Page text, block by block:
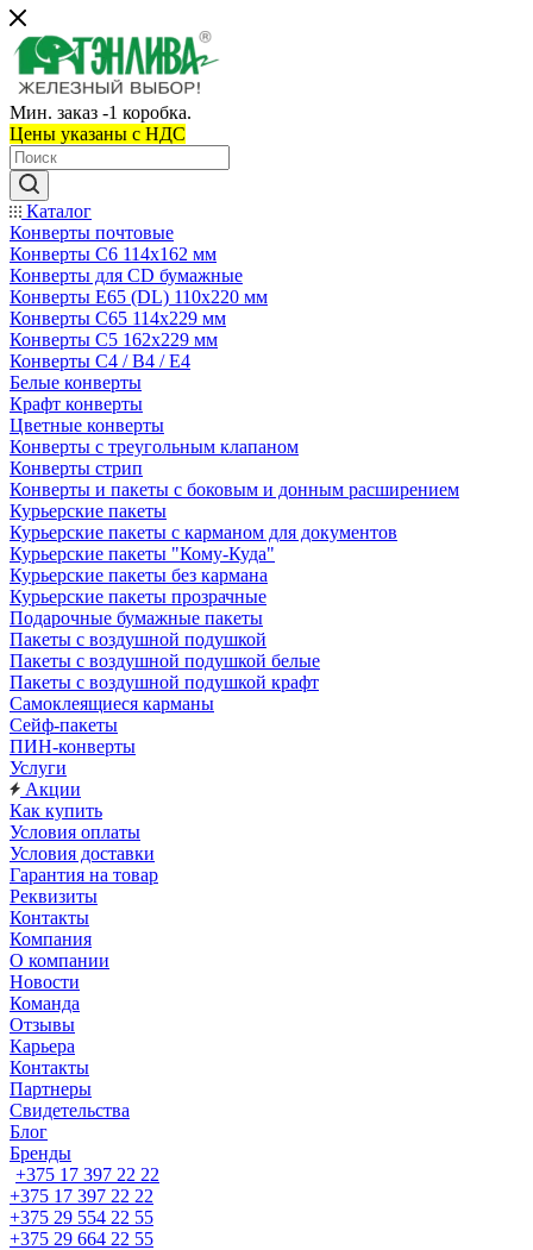
Мин. заказ -1 коробка.
Цены указаны c НДС
Каталог
Конверты почтовые
Конверты С6 114х162 мм
Конверты для CD бумажные
Конверты E65 (DL) 110х220 мм
Конверты С65 114х229 мм
Конверты С5 162х229 мм
Конверты С4 / B4 / E4
Белые конверты
Крафт конверты
Цветные конверты
Конверты с треугольным клапаном
Конверты стрип
Конверты и пакеты с боковым и донным расширением
Курьерские пакеты
Курьерские пакеты с карманом для документов
Курьерские пакеты "Кому-Куда"
Курьерские пакеты без кармана
Курьерские пакеты прозрачные
Подарочные бумажные пакеты
Пакеты с воздушной подушкой
Пакеты с воздушной подушкой белые
Пакеты с воздушной подушкой крафт
Самоклеящиеся карманы
Сейф-пакеты
ПИН-конверты
Услуги
Акции
Как купить
Условия оплаты
Условия доставки
Гарантия на товар
Реквизиты
Контакты
Компания
О компании
Новости
Команда
Отзывы
Карьера
Контакты
Партнеры
Свидетельства
Блог
Бренды
+375 17 397 22 22
+375 17 397 22 22
+375 29 554 22 55
+375 29 664 22 55